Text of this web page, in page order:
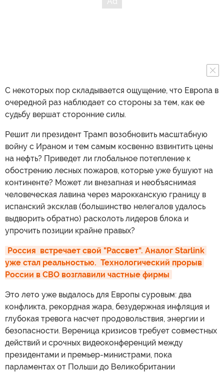
С некоторых пор складывается ощущение, что Европа в
очередной раз наблюдает со стороны за тем, как ее
судьбу вершат сторонние силы.
Решит ли президент Трамп возобновить масштабную
войну с Ираном и тем самым косвенно взвинтить цены
на нефть? Приведет ли глобальное потепление к
обострению лесных пожаров, которые уже бушуют на
континенте? Может ли внезапная и необъяснимая
человеческая лавина через марокканскую границу в
испанский эксклав (большинство нелегалов удалось
выдворить обратно) расколоть лидеров блока и
упрочить позиции крайне правых?
Россия  встречает свой "Рассвет". Аналог Starlink
уже стал реальностью.  Технологический прорыв
России в СВО возглавили частные фирмы
Это лето уже выдалось для Европы суровым: два
конфликта, рекордная жара, безудержная инфляция и
глубокая тревога насчет продовольствия, энергии и
безопасности. Вереница кризисов требует совместных
действий и срочных видеоконференций между
президентами и премьер-министрами, пока
парламентах от Польши до Великобритании